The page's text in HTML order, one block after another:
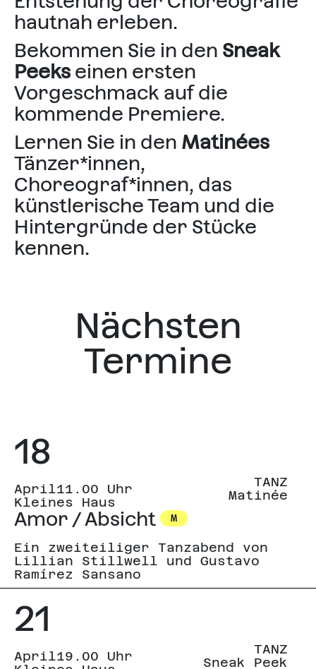
hautnah erleben.
Bekommen Sie in den Sneak
Peeks einen ersten
Vorgeschmack auf die
kommende Premiere.
Lernen Sie in den Matinées
Tänzer*innen,
Choreograf*innen, das
künstlerische Team und die
Hintergründe der Stücke
kennen.
Nächsten
Termine
18
April11.00 Uhr
Kleines Haus
Amor / Absicht M
Ein zweiteiliger Tanzabend von
Lillian Stillwell und Gustavo
Ramírez Sansano
TANZ
Matinée
21
April19.00 Uhr
TANZ
Sneak Peek